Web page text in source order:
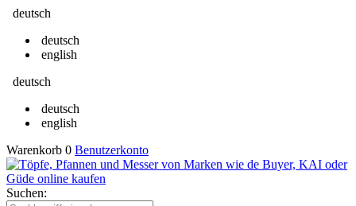
deutsch
deutsch
english
deutsch
deutsch
english
Warenkorb 0 Benutzerkonto
Suchen: